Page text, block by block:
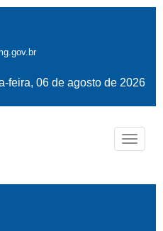
feira, 06 de agosto de 2026